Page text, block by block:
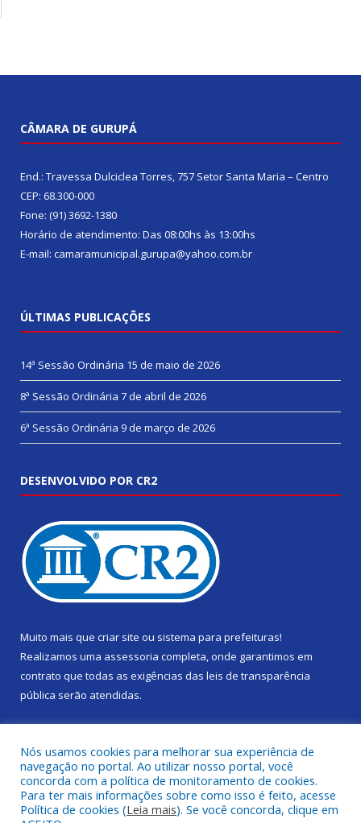
CÂMARA DE GURUPÁ
End.: Travessa Dulciclea Torres, 757 Setor Santa Maria – Centro
CEP: 68.300-000
Fone: (91) 3692-1380
Horário de atendimento: Das 08:00hs às 13:00hs
E-mail: camaramunicipal.gurupa@yahoo.com.br
ÚLTIMAS PUBLICAÇÕES
14ª Sessão Ordinária 15 de maio de 2026
8ª Sessão Ordinária 7 de abril de 2026
6ª Sessão Ordinária 9 de março de 2026
DESENVOLVIDO POR CR2
Muito mais que criar site ou sistema para prefeituras!
Realizamos uma assessoria completa, onde garantimos em
contrato que todas as exigências das leis de transparência
pública serão atendidas.
Todos os direitos reservados a Câmara Municipal de Gurupá.
Nós usamos cookies para melhorar sua experiência de
navegação no portal. Ao utilizar nosso portal, você
concorda com a política de monitoramento de cookies.
Para ter mais informações sobre como isso é feito, acesse
Política de cookies (Leia mais). Se você concorda, clique em